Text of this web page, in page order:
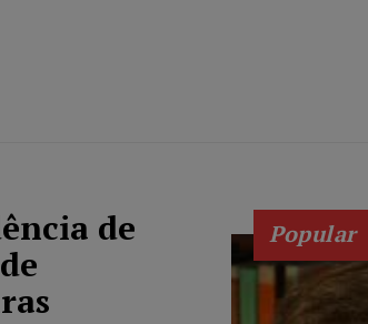
de
Popular